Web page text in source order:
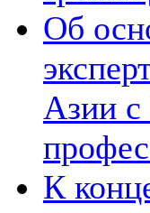
Об
Азии с
К